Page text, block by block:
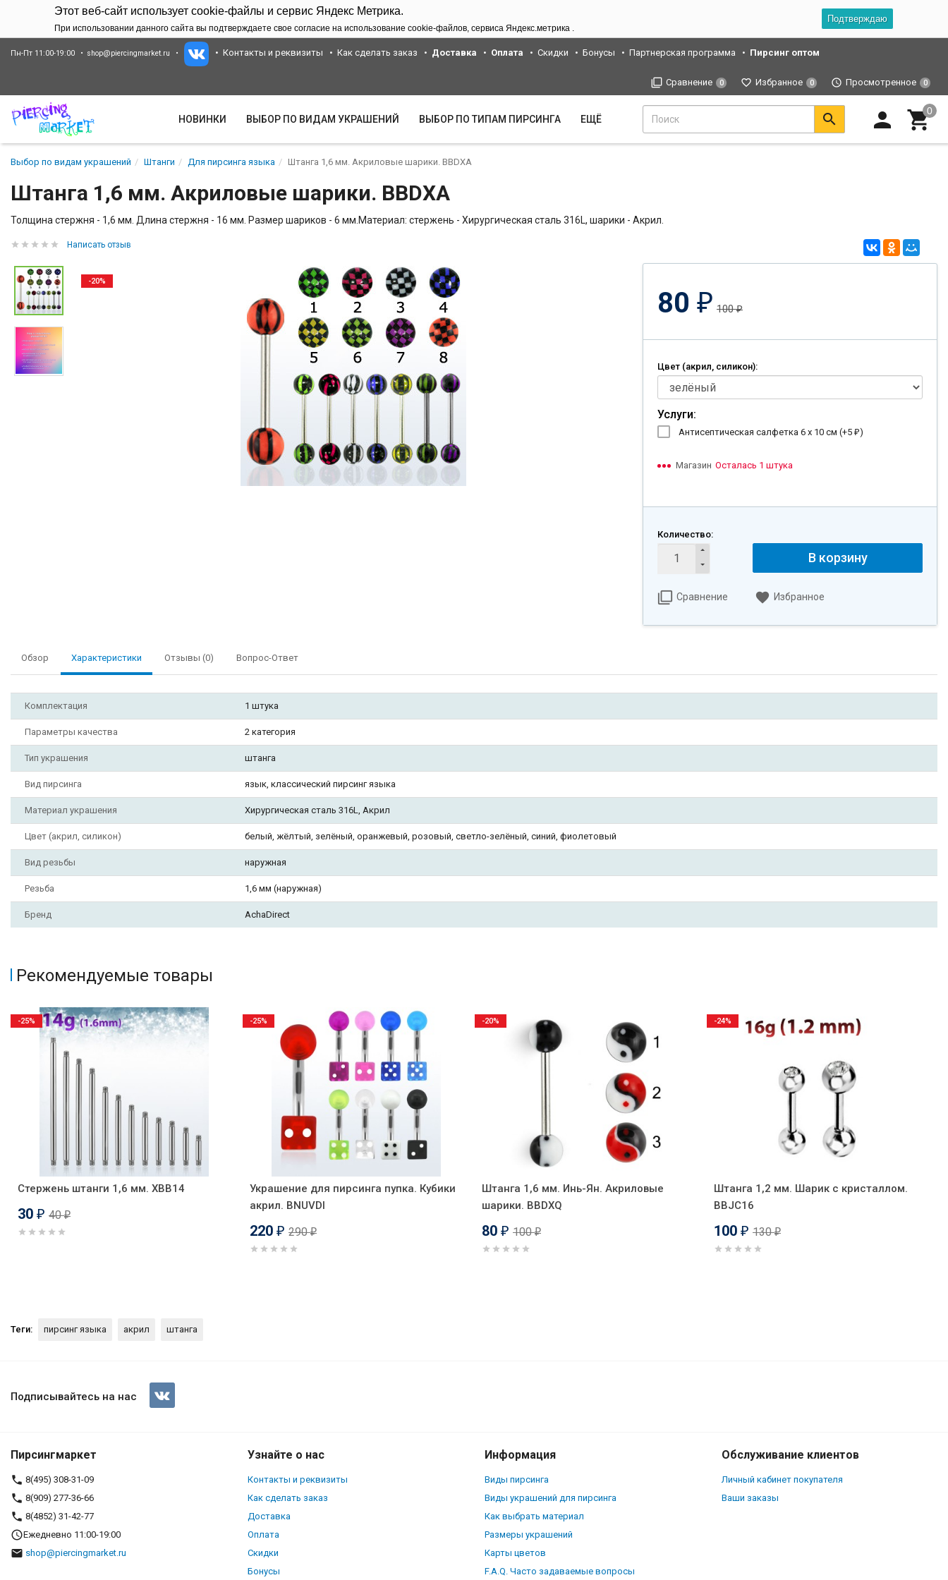
Этот веб-сайт использует cookie-файлы и сервис Яндекс Метрика.
При использовании данного сайта вы подтверждаете свое согласие на использование cookie-файлов, сервиса Яндекс.метрика .
Подтверждаю
Пн-Пт 11:00-19:00 shop@piercingmarket.ru Контакты и реквизиты Как сделать заказ Доставка Оплата Скидки Бонусы Партнерская программа Пирсинг оптом
Сравнение 0 Избранное 0 Просмотренное 0
НОВИНКИ ВЫБОР ПО ВИДАМ УКРАШЕНИЙ ВЫБОР ПО ТИПАМ ПИРСИНГА ЕЩЁ
Выбор по видам украшений Штанги Для пирсинга языка Штанга 1,6 мм. Акриловые шарики. BBDXA
Штанга 1,6 мм. Акриловые шарики. BBDXA
Толщина стержня - 1,6 мм. Длина стержня - 16 мм. Размер шариков - 6 мм.Материал: стержень - Хирургическая сталь 316L, шарики - Акрил.
Написать отзыв
-20%
80 ₽ 100₽
Цвет (акрил, силикон):
Услуги:
Антисептическая салфетка 6 х 10 см (+5 ₽)
Магазин Осталась 1 штука
Количество:
В корзину
Сравнение Избранное
Обзор Характеристики Отзывы (0) Вопрос-Ответ
Комплектация 1 штука
Параметры качества 2 категория
Тип украшения штанга
Вид пирсинга язык, классический пирсинг языка
Материал украшения Хирургическая сталь 316L, Акрил
Цвет (акрил, силикон) белый, жёлтый, зелёный, оранжевый, розовый, светло-зелёный, синий, фиолетовый
Вид резьбы наружная
Резьба 1,6 мм (наружная)
Бренд AchaDirect
Рекомендуемые товары
Стержень штанги 1,6 мм. XBB14
30 ₽ 40₽
-25%
Украшение для пирсинга пупка. Кубики
акрил. BNUVDI
220 ₽ 290₽
-25%
Штанга 1,6 мм. Инь-Ян. Акриловые
шарики. BBDXQ
80 ₽ 100₽
-20%
Штанга 1,2 мм. Шарик с кристаллом.
BBJC16
100 ₽ 130₽
-24%
Теги: пирсинг языка акрил штанга
Штанга 1,6 мм. Акриловые шарики. BBDXA
Подписывайтесь на нас
Пирсингмаркет
8(495) 308-31-09
8(909) 277-36-66
8(4852) 31-42-77
Ежедневно 11:00-19:00
shop@piercingmarket.ru
Узнайте о нас
Контакты и реквизиты
Как сделать заказ
Доставка
Оплата
Скидки
Бонусы
Информация
Виды пирсинга
Виды украшений для пирсинга
Как выбрать материал
Размеры украшений
Карты цветов
F.A.Q. Часто задаваемые вопросы
Обслуживание клиентов
Личный кабинет покупателя
Ваши заказы